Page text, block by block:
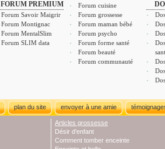
FORUM PREMIUM
Forum Savoir Maigrir
Forum Montignac
Forum MentalSlim
Forum SLIM data
Forum cuisine
Forum grossesse
Forum maman bébé
Forum psycho
Forum forme santé
Forum beauté
Forum communauté
plan du site envoyer à une amie
Articles grossesse
Désir d'enfant
Comment tomber enceinte